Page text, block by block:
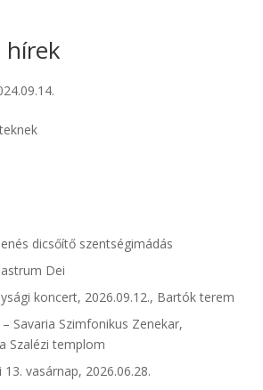
dicsőítő szentségimádás
Dei
koncert, 2026.09.12., Bartók terem
Savaria Szimfonikus Zenekar,
Szalézi templom
13. vasárnap, 2026.06.28.